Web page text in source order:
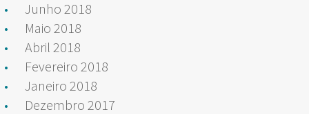
Junho 2018
Maio 2018
Abril 2018
Fevereiro 2018
Janeiro 2018
Dezembro 2017